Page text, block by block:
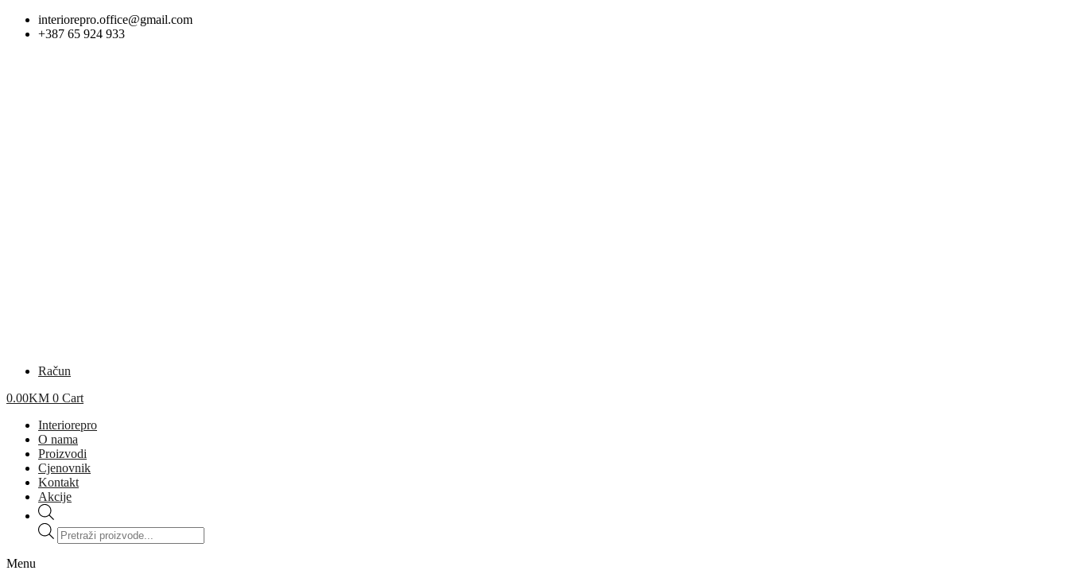
Skip
interiorepro.office@gmail.com
+387 65 924 933
Račun
0.00KM 0 Cart
Interiorepro
O nama
Proizvodi
Cjenovnik
Kontakt
Akcije
Products
search
Menu